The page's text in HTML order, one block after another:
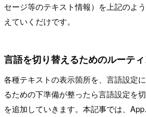
セージ等のテキスト情報）を上記のよ
えていくだけです。
言語を切り替えるためのルーテ
各種テキストの表示箇所を、言語設定
るための下準備が整ったら言語設定を
を追加していきます。本記事では、